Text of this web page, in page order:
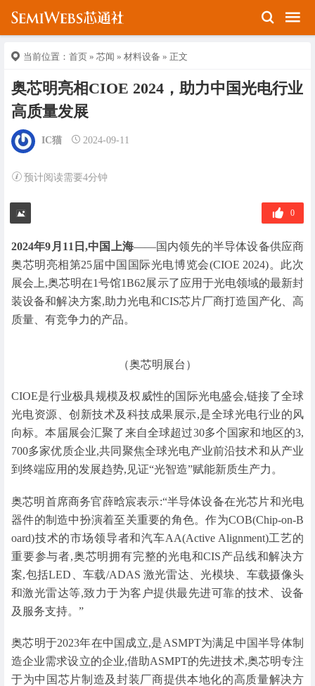
当前位置： 首页 » 芯闻 » 材料设备 » 正文
奥芯明亮相CIOE 2024，助力中国光电行业
高质量发展
IC猫 2024-09-11
预计阅读需要4分钟
0
2024年9月11日,中国上海——国内领先的半导体设备供应商
奥芯明亮相第25届中国国际光电博览会(CIOE 2024)。此次
展会上,奥芯明在1号馆1B62展示了应用于光电领域的最新封
装设备和解决方案,助力光电和CIS芯片厂商打造国产化、高
质量、有竞争力的产品。
（奥芯明展台）
CIOE是行业极具规模及权威性的国际光电盛会,链接了全球
光电资源、创新技术及科技成果展示,是全球光电行业的风
向标。本届展会汇聚了来自全球超过30多个国家和地区的3,
700多家优质企业,共同聚焦全球光电产业前沿技术和从产业
到终端应用的发展趋势,见证“光智造”赋能新质生产力。
奥芯明首席商务官薛晗宸表示:“半导体设备在光芯片和光电
器件的制造中扮演着至关重要的角色。作为COB(Chip-on-B
oard)技术的市场领导者和汽车AA(Active Alignment)工艺的
重要参与者,奥芯明拥有完整的光电和CIS产品线和解决方
案,包括LED、车载/ADAS 激光雷达、光模块、车载摄像头
和激光雷达等,致力于为客户提供最先进可靠的技术、设备
及服务支持。”
奥芯明于2023年在中国成立,是ASMPT为满足中国半导体制
造企业需求设立的企业,借助ASMPT的先进技术,奥芯明专注
于为中国芯片制造及封装厂商提供本地化的高质量解决方